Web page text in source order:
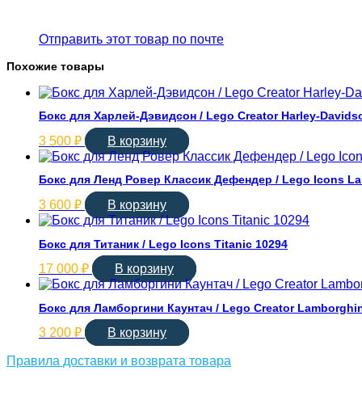
Отправить этот товар по почте
Похожие товары
Бокс для Харлей-Дэвидсон / Lego Creator Harley-
3 500 ₽ В корзину
Бокс для Ленд Ровер Классик Дефендер / Lego Icons
3 600 ₽ В корзину
Бокс для Титаник / Lego Icons Titanic 10294
17 000 ₽ В корзину
Бокс для Ламборгини Каунтач / Lego Creator
3 200 ₽ В корзину
Правила доставки и возврата товара